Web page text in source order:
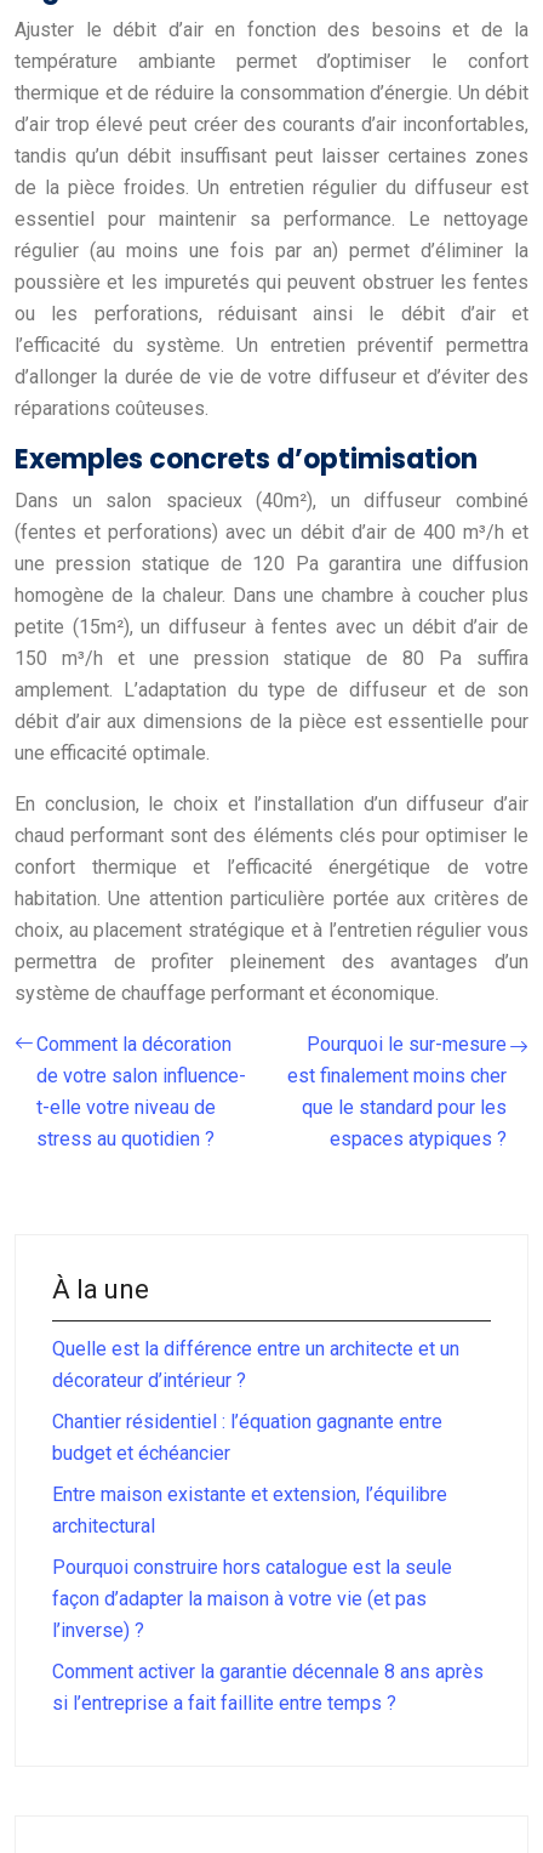
Ajuster le débit d’air en fonction des besoins et de la
température ambiante permet d’optimiser le confort
thermique et de réduire la consommation d’énergie. Un débit
d’air trop élevé peut créer des courants d’air inconfortables,
tandis qu’un débit insuffisant peut laisser certaines zones
de la pièce froides. Un entretien régulier du diffuseur est
essentiel pour maintenir sa performance. Le nettoyage
régulier (au moins une fois par an) permet d’éliminer la
poussière et les impuretés qui peuvent obstruer les fentes
ou les perforations, réduisant ainsi le débit d’air et
l’efficacité du système. Un entretien préventif permettra
d’allonger la durée de vie de votre diffuseur et d’éviter des
réparations coûteuses.
Exemples concrets d’optimisation
Dans un salon spacieux (40m²), un diffuseur combiné
(fentes et perforations) avec un débit d’air de 400 m³/h et
une pression statique de 120 Pa garantira une diffusion
homogène de la chaleur. Dans une chambre à coucher plus
petite (15m²), un diffuseur à fentes avec un débit d’air de
150 m³/h et une pression statique de 80 Pa suffira
amplement. L’adaptation du type de diffuseur et de son
débit d’air aux dimensions de la pièce est essentielle pour
une efficacité optimale.
En conclusion, le choix et l’installation d’un diffuseur d’air
chaud performant sont des éléments clés pour optimiser le
confort thermique et l’efficacité énergétique de votre
habitation. Une attention particulière portée aux critères de
choix, au placement stratégique et à l’entretien régulier vous
permettra de profiter pleinement des avantages d’un
système de chauffage performant et économique.
Comment la décoration
de votre salon influence-
t-elle votre niveau de
stress au quotidien ?
Pourquoi le sur-mesure
est finalement moins cher
que le standard pour les
espaces atypiques ?
À la une
Quelle est la différence entre un architecte et un
décorateur d’intérieur ?
Chantier résidentiel : l’équation gagnante entre
budget et échéancier
Entre maison existante et extension, l’équilibre
architectural
Pourquoi construire hors catalogue est la seule
façon d’adapter la maison à votre vie (et pas
l’inverse) ?
Comment activer la garantie décennale 8 ans après
si l’entreprise a fait faillite entre temps ?